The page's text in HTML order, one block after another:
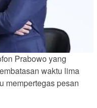
Prabowo yang
waktu lima
mempertegas pesan